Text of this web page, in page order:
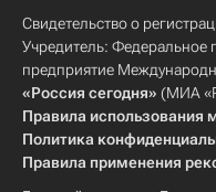
Свидетельство о
Учредитель: Федеральное
предприятие
«Россия сегодня» (МИА
Правила использования
Политика
Правила применения